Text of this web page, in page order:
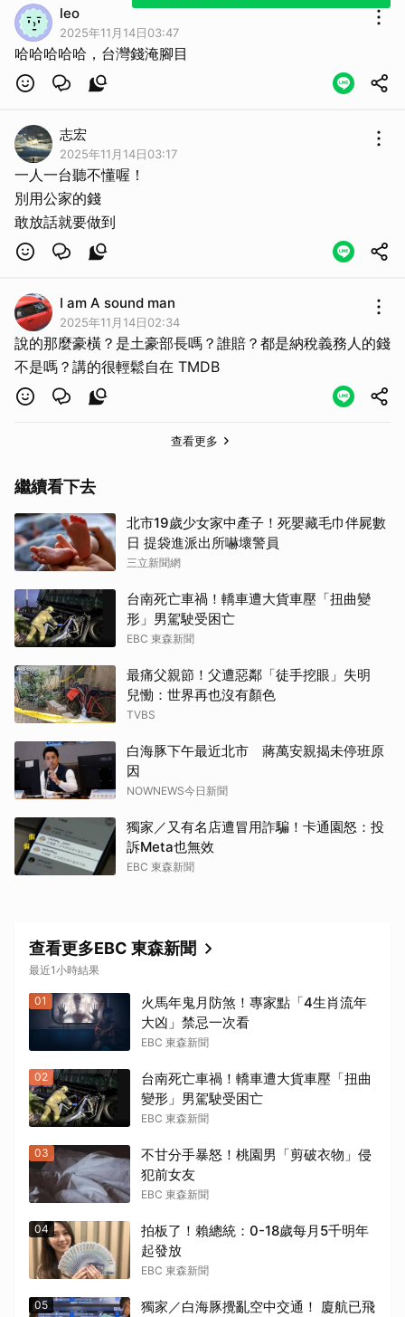
leo
2025年11月14日03:47
哈哈哈哈哈，台灣錢淹腳目
志宏
2025年11月14日03:17
一人一台聽不懂喔！
別用公家的錢
敢放話就要做到
I am A sound man
2025年11月14日02:34
說的那麼豪橫？是土豪部長嗎？誰賠？都是納稅義務人的錢
不是嗎？講的很輕鬆自在 TMDB
查看更多
繼續看下去
北市19歲少女家中產子！死嬰藏毛巾伴屍數
日 提袋進派出所嚇壞警員
三立新聞網
台南死亡車禍！轎車遭大貨車壓「扭曲變
形」男駕駛受困亡
EBC 東森新聞
最痛父親節！父遭惡鄰「徒手挖眼」失明
兒慟：世界再也沒有顏色
TVBS
白海豚下午最近北市 蔣萬安親揭未停班原
因
NOWNEWS今日新聞
獨家／又有名店遭冒用詐騙！卡通園怒：投
訴Meta也無效
EBC 東森新聞
查看更多EBC 東森新聞
最近1小時結果
01
火馬年鬼月防煞！專家點「4生肖流年
大凶」禁忌一次看
EBC 東森新聞
02
台南死亡車禍！轎車遭大貨車壓「扭曲
變形」男駕駛受困亡
EBC 東森新聞
03
不甘分手暴怒！桃園男「剪破衣物」侵
犯前女友
EBC 東森新聞
04
拍板了！賴總統：0-18歲每月5千明年
起發放
EBC 東森新聞
05
獨家／白海豚攪亂空中交通！ 廈航已飛
取消